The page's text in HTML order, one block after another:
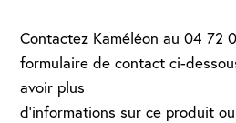
Contactez Kaméléon au 04 72
formulaire de contact ci-
avoir plus
d'informations sur ce produit